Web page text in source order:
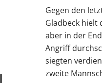
Gegen den
Gladbeck hielt
aber in der
Angriff
siegten
zweite